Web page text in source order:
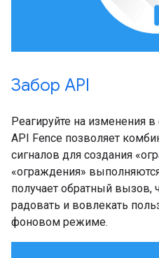
Забор API
Реагируйте на изменения
API Fence позволяет
сигналов для создания
«ограждения»
получает обратный вызов,
радовать и вовлекать
фоновом режиме.